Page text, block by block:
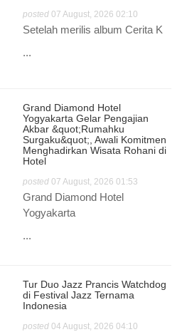
posted 07 August, 2026 02:10
Setelah merilis album Cerita K
...
Grand Diamond Hotel
Yogyakarta Gelar Pengajian
Akbar &quot;Rumahku
Surgaku&quot;, Awali Komitmen
Menghadirkan Wisata Rohani di
Hotel
posted 07 August, 2026 01:53
Grand Diamond Hotel
Yogyakarta
...
Tur Duo Jazz Prancis Watchdog
di Festival Jazz Ternama
Indonesia
posted 04 August, 2026 04:10